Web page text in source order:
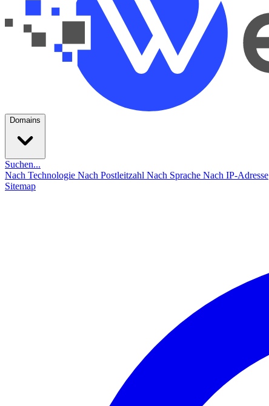
Domains
Suchen...
Nach Technologie Nach Postleitzahl Nach Sprache Nach IP-Adresse
Sitemap